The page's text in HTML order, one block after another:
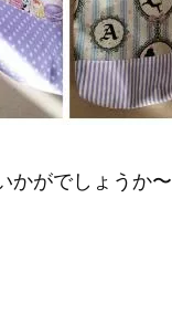
かがでしょうか〜